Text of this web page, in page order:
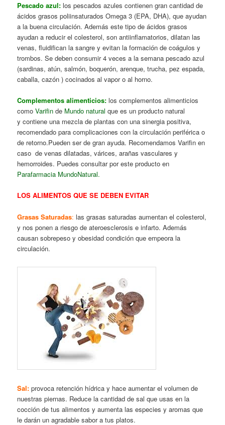
Pescado azul: los pescados azules contienen gran cantidad de
ácidos grasos poliinsaturados Omega 3 (EPA, DHA), que ayudan
a la buena circulación. Además este tipo de ácidos grasos
ayudan a reducir el colesterol, son antiinflamatorios, dilatan las
venas, fluidifican la sangre y evitan la formación de coágulos y
trombos. Se deben consumir 4 veces a la semana pescado azul
(sardinas, atún, salmón, boquerón, arenque, trucha, pez espada,
caballa, cazón ) cocinados al vapor o al horno.
Complementos alimenticios: los complementos alimenticios
comoVarifinde Mundo natural que es un producto natural
y contiene una mezcla de plantas con una sinergia positiva,
recomendado para complicaciones con la circulación periférica o
de retorno.Pueden ser de gran ayuda. Recomendamos Varifin en
caso de venas dilatadas, várices, arañas vasculares y
hemorroides. Puedes consultar por este producto en
Parafarmacia MundoNatural.
LOS ALIMENTOS QUE SE DEBEN EVITAR
Grasas Saturadas: las grasas saturadas aumentan el colesterol,
y nos ponen a riesgo de ateroesclerosis e infarto. Además
causan sobrepeso y obesidad condición que empeora la
circulación.
Sal: provoca retención hídrica y hace aumentar el volumen de
nuestras piernas. Reduce la cantidad de sal que usas en la
cocción de tus alimentos y aumenta las especies y aromas que
le darán un agradable sabor a tus platos.